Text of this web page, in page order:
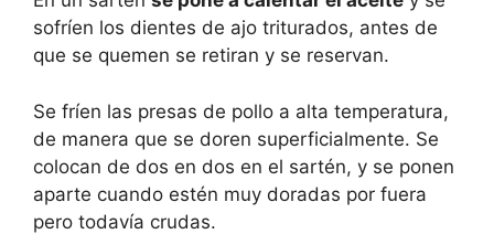
sofríen los dientes de ajo triturados, antes de
que se quemen se retiran y se reservan.
Se fríen las presas de pollo a alta temperatura,
de manera que se doren superficialmente. Se
colocan de dos en dos en el sartén, y se ponen
aparte cuando estén muy doradas por fuera
pero todavía crudas.